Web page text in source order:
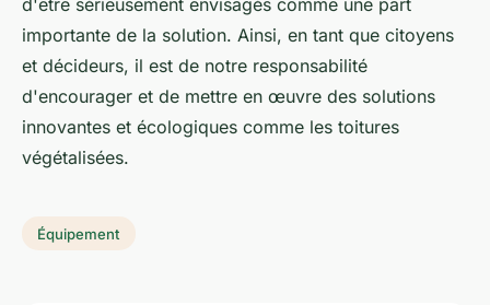
importante de la solution. Ainsi, en tant que citoyens
et décideurs, il est de notre responsabilité
d'encourager et de mettre en œuvre des solutions
innovantes et écologiques comme les toitures
végétalisées.
Équipement